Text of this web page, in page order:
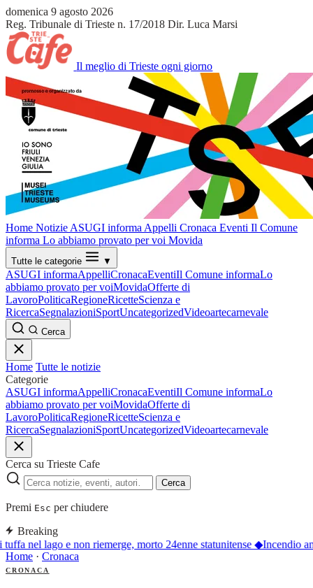
domenica 9 agosto 2026
Reg. Tribunale di Trieste n. 17/2018 Dir. Luca Marsi
Il meglio di Trieste ogni giorno
Home Notizie ASUGI informa Appelli Cronaca Eventi Il Comune
informa Lo abbiamo provato per voi Movida
Tutte le categorie ▼
ASUGI informaAppelliCronacaEventiIl Comune informaLo
abbiamo provato per voiMovidaOfferte di
LavoroPoliticaRegioneRicetteScienza e
RicercaSegnalazioniSportUncategorizedVideoartecarnevale
Cerca
Home Tutte le notizie
Categorie
ASUGI informaAppelliCronacaEventiIl Comune informaLo
abbiamo provato per voiMovidaOfferte di
LavoroPoliticaRegioneRicetteScienza e
RicercaSegnalazioniSportUncategorizedVideoartecarnevale
Cerca su Trieste Cafe
Cerca
Premi Esc per chiudere
Breaking
nel lago e non riemerge, morto 24enne statunitense◆Incendio
Home · Cronaca
CRONACA